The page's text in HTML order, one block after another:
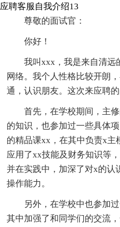
应聘客服自我介绍13
尊敬的面试官：
你好！
我叫xxx，我是来自清远
网络。我个人性格比较开朗
通，认识朋友。这次来应聘的
首先，在学校期间，主
的知识，也参加过一些具体
的精品课xx，在其中负责x主
应用了xx技能及财务知识等
并在实践中，加深了对x的认
操作能力。
另外，在学校中也参加
其中加强了和同学们的交流